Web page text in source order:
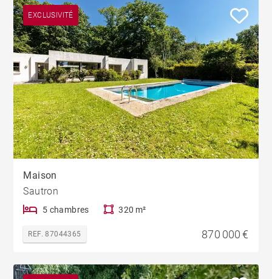
EXCLUSIVITÉ
Maison
Sautron
5 chambres 320 m²
REF. 87044365 870 000 €